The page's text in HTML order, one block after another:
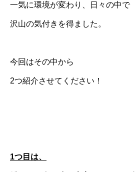
一気に環境が変わり、日々の中で
沢山の気付きを得ました。
今回はその中から
2つ紹介させてください！
1つ目は、